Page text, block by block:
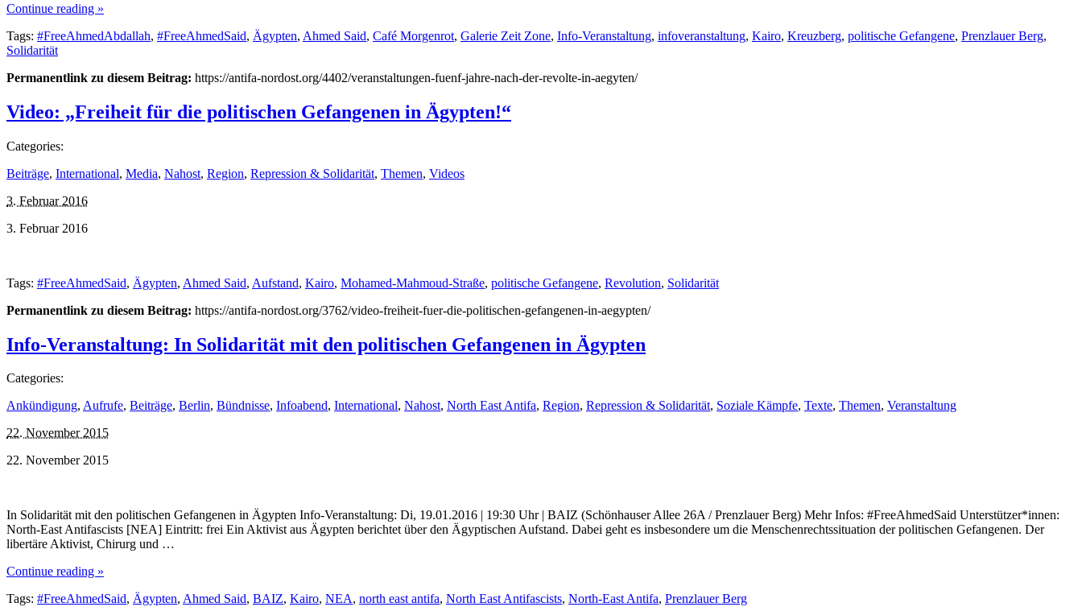
Continue reading »
Tags: #FreeAhmedAbdallah, #FreeAhmedSaid, Ägypten, Ahmed Said, Café Morgenrot, Galerie Zeit Zone, Info-Veranstaltung, infoveranstaltung, Kairo, Kreuzberg, politische Gefangene, Prenzlauer Berg,
Solidarität
Permanentlink zu diesem Beitrag: https://antifa-nordost.org/4402/veranstaltungen-fuenf-jahre-nach-der-revolte-in-aegyten/
Video: „Freiheit für die politischen Gefangenen in Ägypten!“
Categories:
Beiträge, International, Media, Nahost, Region, Repression & Solidarität, Themen, Videos
3. Februar 2016
3. Februar 2016
Tags: #FreeAhmedSaid, Ägypten, Ahmed Said, Aufstand, Kairo, Mohamed-Mahmoud-Straße, politische Gefangene, Revolution, Solidarität
Permanentlink zu diesem Beitrag: https://antifa-nordost.org/3762/video-freiheit-fuer-die-politischen-gefangenen-in-aegypten/
Info-Veranstaltung: In Solidarität mit den politischen Gefangenen in Ägypten
Categories:
Ankündigung, Aufrufe, Beiträge, Berlin, Bündnisse, Infoabend, International, Nahost, North East Antifa, Region, Repression & Solidarität, Soziale Kämpfe, Texte, Themen, Veranstaltung
22. November 2015
22. November 2015
In Solidarität mit den politischen Gefangenen in Ägypten Info-Veranstaltung: Di, 19.01.2016 | 19:30 Uhr | BAIZ (Schönhauser Allee 26A / Prenzlauer Berg) Mehr Infos: #FreeAhmedSaid Unterstützer*innen:
North-East Antifascists [NEA] Eintritt: frei Ein Aktivist aus Ägypten berichtet über den Ägyptischen Aufstand. Dabei geht es insbesondere um die Menschenrechtssituation der politischen Gefangenen. Der
libertäre Aktivist, Chirurg und …
Continue reading »
Tags: #FreeAhmedSaid, Ägypten, Ahmed Said, BAIZ, Kairo, NEA, north east antifa, North East Antifascists, North-East Antifa, Prenzlauer Berg